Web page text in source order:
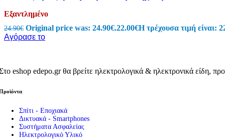
Πολύμετρα
Μεγγόμετρα
Πεδιόμετρα
ΑΝΙΧΝΕΥΤΗΣ ΤΑΣΗΣ-ΚΑΛΩΔΙΩΝ
Στροφόμετρα
Εξαντλημένο
24.90€ Original price was: 24.90€.22.00€Η τρέχουσα τιμή είναι:
Αγόρασε το
eshop edepo.gr θα βρείτε ηλεκτρολογικά & ηλεκτρονικά είδη,
Σπίτι - Εποχιακά
Δικτυακά - Smartphones
Συστήματα Ασφαλείας
Ηλεκτρολογικό Υλικό